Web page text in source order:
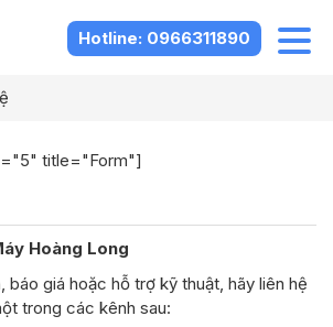
Hotline: 0966311890
title="Form"]
Hoàng Long
báo giá hoặc hỗ trợ kỹ thuật, hãy liên hệ
trong các kênh sau: